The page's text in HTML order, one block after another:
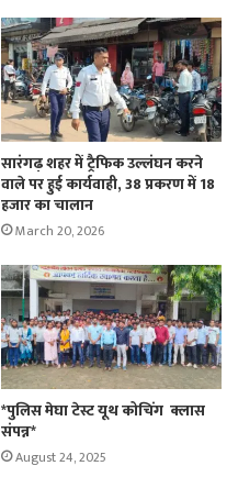
सारंगढ़ शहर में ट्रैफिक उल्लंघन करने
वाले पर हुई कार्यवाही, 38 प्रकरण में 18
हजार का चालान
March 20, 2026
*पुलिस मेघा टेस्ट यूथ कोचिंग क्लास
संपन्न*
August 24, 2025